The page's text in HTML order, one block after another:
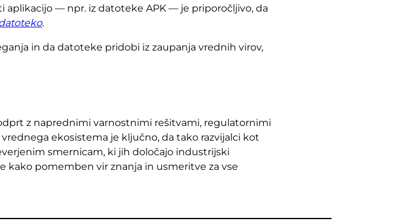
— npr. iz datoteke APK — je priporočljivo, da
.
in da datoteke pridobi iz zaupanja vrednih virov,
z naprednimi varnostnimi rešitvami, regulatornimi
ekosistema je ključno, da tako razvijalci kot
smernicam, ki jih določajo industrijski
kako pomemben vir znanja in usmeritve za vse